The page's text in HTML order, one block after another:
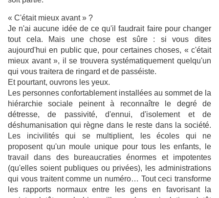
« C'était mieux avant » ?
Je n'ai aucune idée de ce qu'il faudrait faire pour changer
tout cela. Mais une chose est sûre : si vous dites
aujourd'hui en public que, pour certaines choses, « c'était
mieux avant », il se trouvera systématiquement quelqu'un
qui vous traitera de ringard et de passéiste.
Et pourtant, ouvrons les yeux.
Les personnes confortablement installées au sommet de la
hiérarchie sociale peinent à reconnaître le degré de
détresse, de passivité, d'ennui, d'isolement et de
déshumanisation qui règne dans le reste dans la société.
Les incivilités qui se multiplient, les écoles qui ne
proposent qu'un moule unique pour tous les enfants, le
travail dans des bureaucraties énormes et impotentes
(qu'elles soient publiques ou privées), les administrations
qui vous traitent comme un numéro… Tout ceci transforme
les rapports normaux entre les gens en favorisant la